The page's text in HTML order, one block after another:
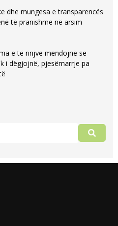
dhe mungesa e transparencës
të pranishme në arsim
e të rinjve mendojnë se
i dëgjojnë, pjesëmarrje pa